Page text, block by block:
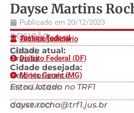
Dayse Martins
Publicado em 20/12/2023
POSIÇÃO
Justiça Federal
Técnico judiciário
LOCAL
Cidade atual:
Brasília
Distrito Federal (DF)
Cidade desejada:
Belo Horizonte
Minas Gerais (MG)
MENSAGEM
Estou lotada no TRF1
CONTATO
dayse.rocha@trf1.jus.br